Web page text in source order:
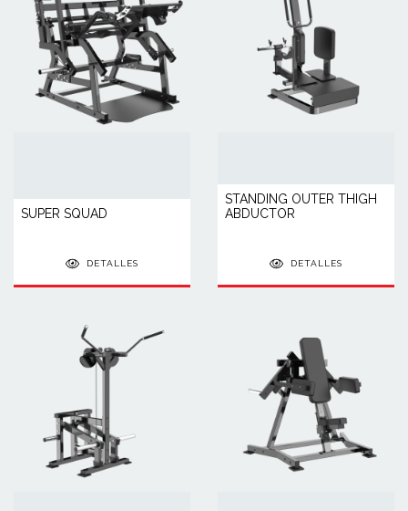
SUPER SQUAD
DETALLES
STANDING OUTER THIGH
ABDUCTOR
DETALLES